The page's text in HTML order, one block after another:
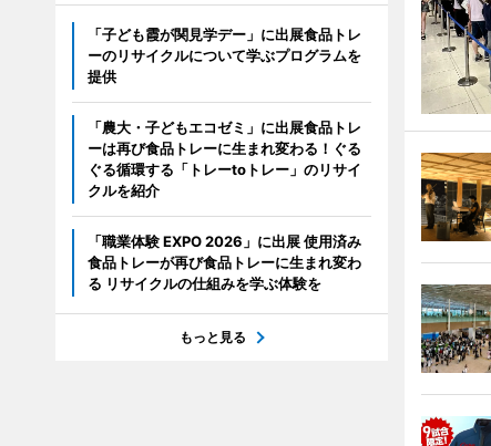
「子ども霞が関見学デー」に出展食品トレ
ーのリサイクルについて学ぶプログラムを
提供
「農大・子どもエコゼミ」に出展食品トレ
ーは再び食品トレーに生まれ変わる！ぐる
ぐる循環する「トレーtoトレー」のリサイ
クルを紹介
「職業体験 EXPO 2026」に出展 使用済み
食品トレーが再び食品トレーに生まれ変わ
る リサイクルの仕組みを学ぶ体験を
もっと見る